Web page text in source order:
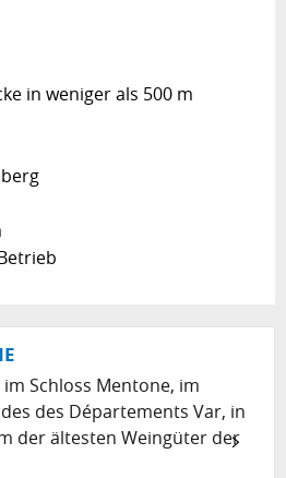
in weniger als 500 m
Schloss Mentone, im
des Départements Var, in
der ältesten Weingüter der